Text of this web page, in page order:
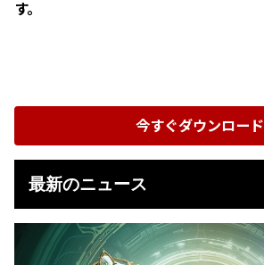
す。
今すぐダウンロード
最新のニュース